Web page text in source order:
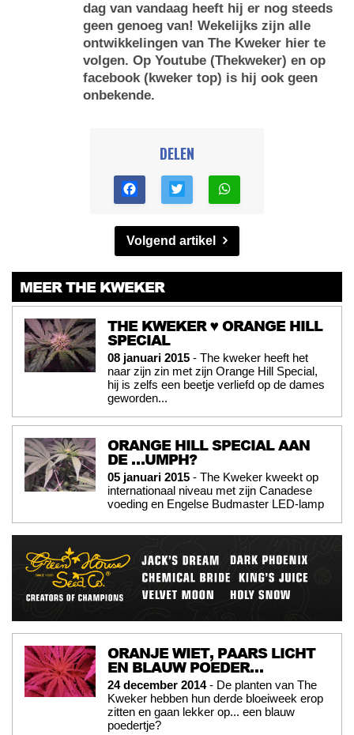
dag van vandaag heeft hij er nog steeds
geen genoeg van! Wekelijks zijn alle
ontwikkelingen van The Kweker hier te
volgen. Op Youtube (Thekweker) en op
facebook (kweker top) is hij ook geen
onbekende.
DELEN
Volgend artikel
MEER THE KWEKER
THE KWEKER ♥ ORANGE HILL
SPECIAL
08 januari 2015 - The kweker heeft het
naar zijn zin met zijn Orange Hill Special,
hij is zelfs een beetje verliefd op de dames
geworden...
ORANGE HILL SPECIAL AAN
DE …UMPH?
05 januari 2015 - The Kweker kweekt op
internationaal niveau met zijn Canadese
voeding en Engelse Budmaster LED-lamp
ORANJE WIET, PAARS LICHT
EN BLAUW POEDER…
24 december 2014- De planten van The
Kweker hebben hun derde bloeiweek erop
zitten en gaan lekker op... een blauw
poedertje?